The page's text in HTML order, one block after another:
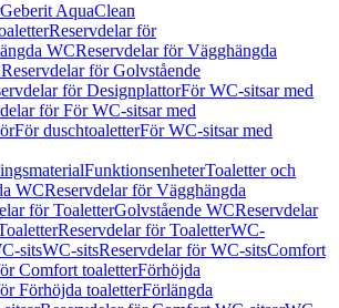
Geberit AquaClean
Reservdelar för
WCReservdelar för Vägghängda
Reservdelar för Golvstående
för DesignplattorFör WC-sitsar med
för För WC-sitsar med
För duschtoaletterFör WC-sitsar med
FunktionsenheterToaletter och
WCReservdelar för Vägghängda
för ToaletterGolvstående WCReservdelar
Reservdelar för ToaletterWC-
sitsWC-sitsReservdelar för WC-sitsComfort
Comfort toaletterFörhöjda
Förhöjda toaletterFörlängda